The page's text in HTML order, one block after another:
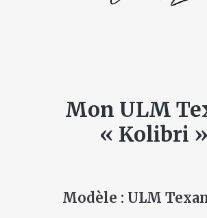
Mon ULM
« Kolibri »
Modèle : ULM